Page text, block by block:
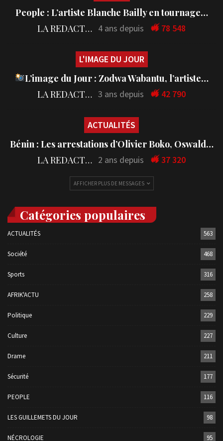
People : L’artiste Blanche Bailly en tournage…
LA REDACTION 4 ans depuis 78 548
L'IMAGE DU JOUR
L’image du Jour : Zodwa Wabantu, l’artiste…
LA REDACTION 3 ans depuis 42 790
ACTUALITÉS
Bénin : Les arrestations d’Olivier Boko, Oswald…
LA REDACTION 2 ans depuis 37 320
AFFICHER PLUS DE MESSAGES
Catégories populaires
ACTUALITÉS 563
Société 468
Sports 316
AFRIK'ACTU 258
Politique 229
Culture 227
Drame 211
Sécurité 177
PEOPLE 116
LES GUILLEMETS DU JOUR 98
NÉCROLOGIE 95